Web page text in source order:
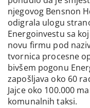
njegovog Bensnon
odigrala ulogu
Energoinvestu sa
novu firmu pod
tvornica procesne
bivšem pogonu
zapošljava oko 60
Jajce oko 100.000
komunalnih taksi.